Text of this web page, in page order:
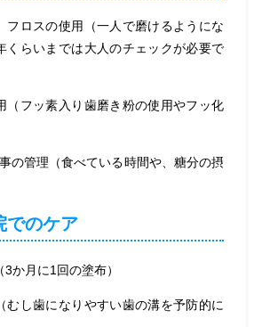
ロスの使用（一人で磨けるようにな
くらいまでは大人のチェックが必要で
フッ素入り歯磨き粉の使用やフッ化
の管理（食べている時間や、糖分の摂
のケア
か月に1回の塗布）
し歯になりやすい歯の溝を予防的に